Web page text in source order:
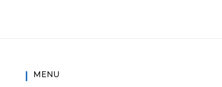
MENU